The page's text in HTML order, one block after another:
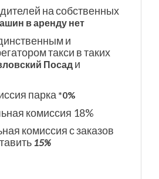
на собственных
в аренду нет
и
такси в таких
Посад и
парка *0%
комиссия 18%
комиссия с заказов
15%